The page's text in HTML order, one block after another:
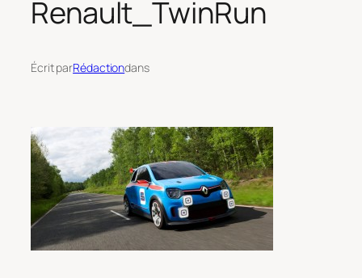
Renault_TwinRun
Écrit parRédactiondans